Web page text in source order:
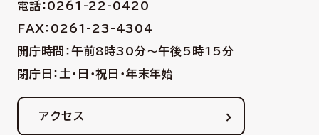
電話：0261-22-0420
FAX：0261-23-4304
開庁時間：午前8時30分〜午後5時15分
閉庁日：土・日・祝日・年末年始
アクセス